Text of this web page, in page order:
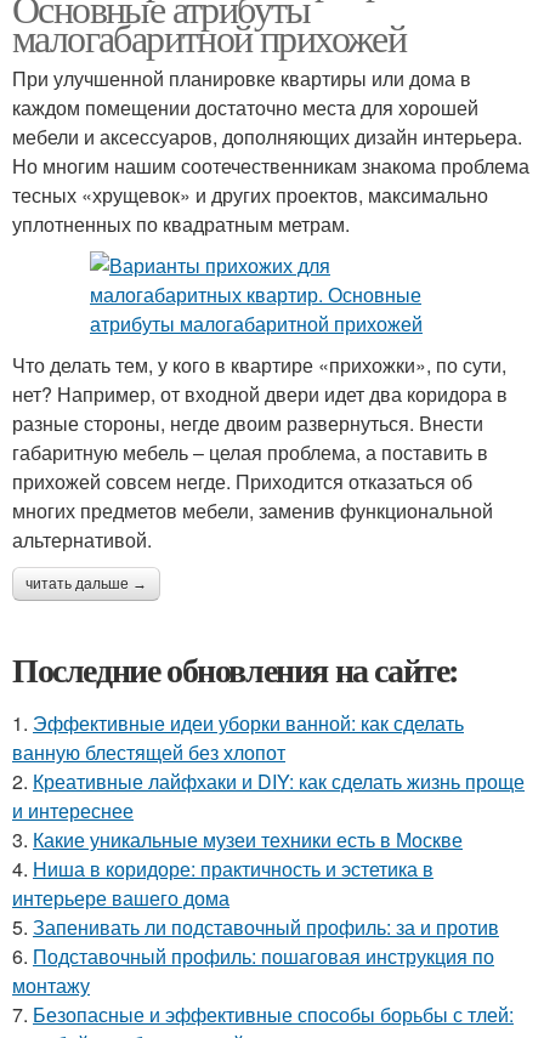
малогабаритной прихожей
При улучшенной планировке квартиры или дома в
каждом помещении достаточно места для хорошей
мебели и аксессуаров, дополняющих дизайн интерьера.
Но многим нашим соотечественникам знакома проблема
тесных «хрущевок» и других проектов, максимально
уплотненных по квадратным метрам.
Что делать тем, у кого в квартире «прихожки», по сути,
нет? Например, от входной двери идет два коридора в
разные стороны, негде двоим развернуться. Внести
габаритную мебель – целая проблема, а поставить в
прихожей совсем негде. Приходится отказаться об
многих предметов мебели, заменив функциональной
альтернативой.
читать дальше →
Последние обновления на сайте:
1. Эффективные идеи уборки ванной: как сделать
ванную блестящей без хлопот
2. Креативные лайфхаки и DIY: как сделать жизнь проще
и интереснее
3. Какие уникальные музеи техники есть в Москве
4. Ниша в коридоре: практичность и эстетика в
интерьере вашего дома
5. Запенивать ли подставочный профиль: за и против
6. Подставочный профиль: пошаговая инструкция по
монтажу
7. Безопасные и эффективные способы борьбы с тлей: